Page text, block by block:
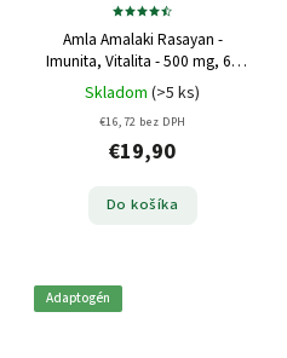
Amla Amalaki Rasayan -
Imunita, Vitalita - 500 mg, 60
kapsúl
Skladom (>5 ks)
€16,72 bez DPH
€19,90
Do košíka
Adaptogén